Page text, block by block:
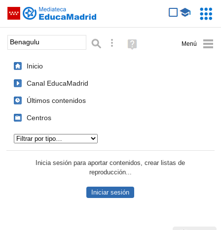
Saltar navegación
Palabra o frase: Búsqueda avanzada
Ayuda
(en
Inicio
Canal EducaMadrid
Últimos contenidos
Centros
Inicia sesión para aportar contenidos, crear listas de
reproducción...
Iniciar sesión